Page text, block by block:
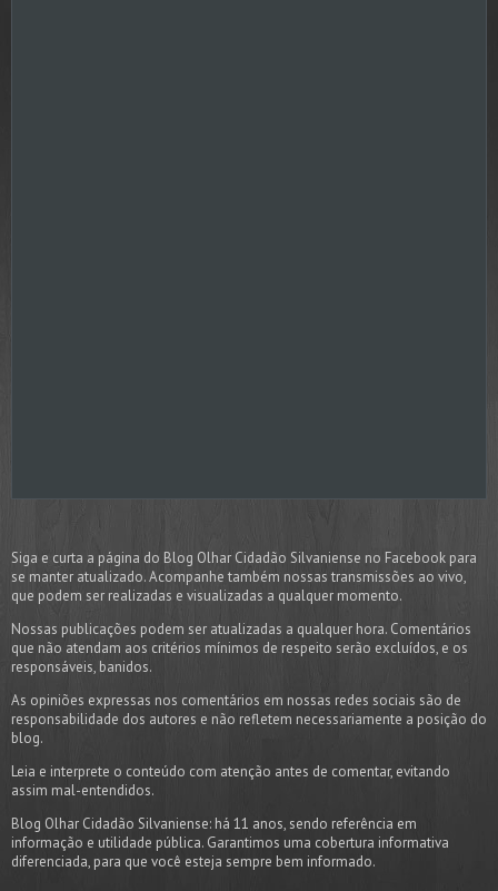
Siga e curta a página do Blog Olhar Cidadão Silvaniense no Facebook para
se manter atualizado. Acompanhe também nossas transmissões ao vivo,
que podem ser realizadas e visualizadas a qualquer momento.
Nossas publicações podem ser atualizadas a qualquer hora. Comentários
que não atendam aos critérios mínimos de respeito serão excluídos, e os
responsáveis, banidos.
As opiniões expressas nos comentários em nossas redes sociais são de
responsabilidade dos autores e não refletem necessariamente a posição do
blog.
Leia e interprete o conteúdo com atenção antes de comentar, evitando
assim mal-entendidos.
Blog Olhar Cidadão Silvaniense: há 11 anos, sendo referência em
informação e utilidade pública. Garantimos uma cobertura informativa
diferenciada, para que você esteja sempre bem informado.